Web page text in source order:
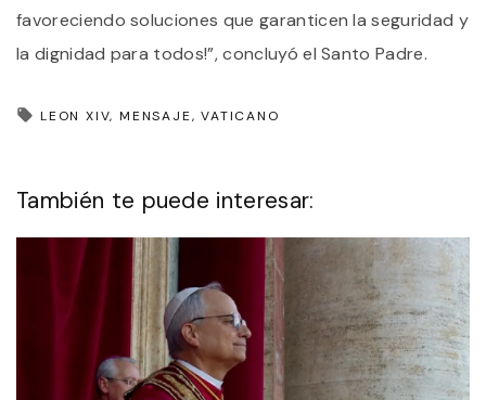
favoreciendo soluciones que garanticen la seguridad y
la dignidad para todos!”, concluyó el Santo Padre.
LEON XIV MENSAJE VATICANO
También te puede interesar: